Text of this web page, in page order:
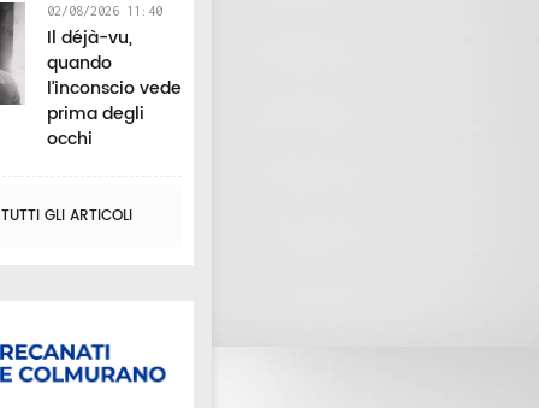
02/08/2026 11:40
Il déjà-vu,
quando
l’inconscio vede
prima degli
occhi
GLI ARTICOLI